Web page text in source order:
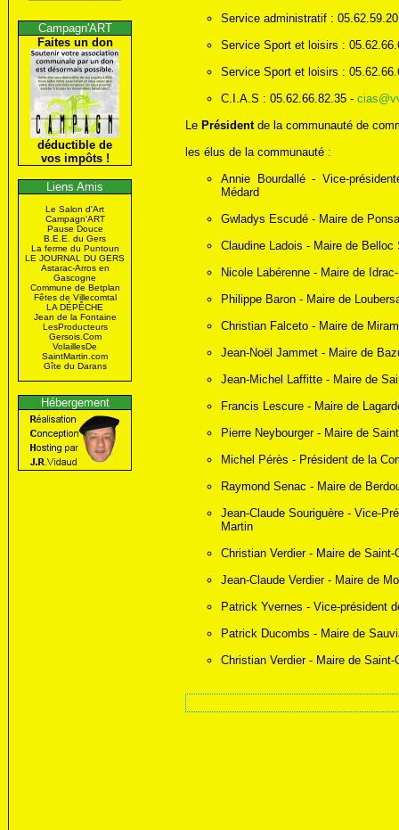
Campagn'ART
Faites un don
déductible de
vos impôts !
Liens Amis
Le Salon d'Art
Campagn'ART
Pause Douce
B.E.E. du Gers
La ferme du Puntoun
LE JOURNAL DU GERS
Astarac-Arros en
Gascogne
Commune de Betplan
Fêtes de Villecomtal
LA DÉPÊCHE
Jean de la Fontaine
LesProducteurs
Gersois.Com
VolaillesDe
SaintMartin.com
Gîte du Darans
Hébergement
Service administratif :
Service Sport et loisirs :
Service Sport et loisirs :
C.I.A.S : 05.62.66.82.35 -
Le Présidentde la communauté de
les élus de la communauté :
Annie Bourdallé - Vice-
Médard
Gwladys Escudé - Maire de
Claudine Ladois - Maire de Belloc
Nicole Labérenne - Maire de
Philippe Baron - Maire de
Christian Falceto - Maire de
Jean-Noël Jammet - Maire de
Jean-Michel Laffitte - Maire de
Francis Lescure - Maire de
Pierre Neybourger - Maire de
Michel Pérès - Président de la
Raymond Senac - Maire de
Jean-Claude Souriguère - Vice-
Martin
Christian Verdier - Maire de Saint-
Jean-Claude Verdier - Maire de
Patrick Yvernes - Vice-président
Patrick Ducombs - Maire de
Christian Verdier - Maire de Saint-